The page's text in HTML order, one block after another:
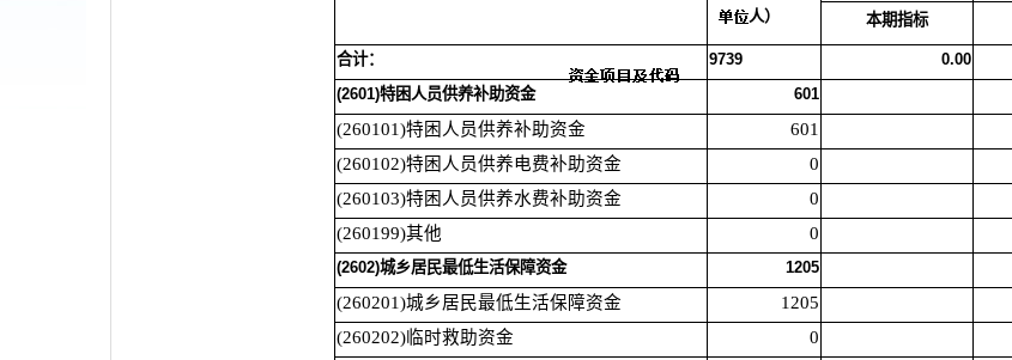
人）
本期指标
合计： 9739 0.00
(2601)特困人员供养补助资金
601
(260101)特困人员供养补助资金 601
(260102)特困人员供养电费补助资金
0
(260103)特困人员供养水费补助资金
0
(260199)其他
0
(2602)城乡居民最低生活保障资金 1205
(260201)城乡居民最低生活保障资金 1205
(260202)临时救助资金
0